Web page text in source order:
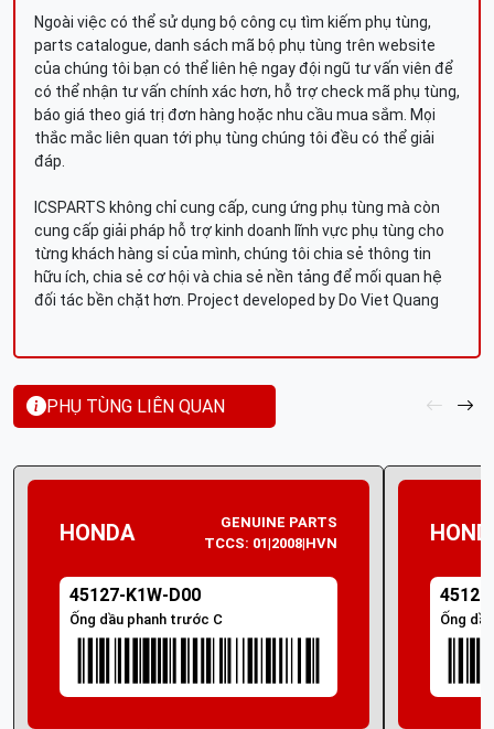
Ngoài việc có thể sử dụng bộ công cụ tìm kiếm phụ tùng,
parts catalogue, danh sách mã bộ phụ tùng trên website
của chúng tôi bạn có thể liên hệ ngay đội ngũ tư vấn viên để
có thể nhận tư vấn chính xác hơn, hỗ trợ check mã phụ tùng,
báo giá theo giá trị đơn hàng hoặc nhu cầu mua sắm. Mọi
thắc mắc liên quan tới phụ tùng chúng tôi đều có thể giải
đáp.
ICSPARTS không chỉ cung cấp, cung ứng phụ tùng mà còn
cung cấp giải pháp hỗ trợ kinh doanh lĩnh vực phụ tùng cho
từng khách hàng sỉ của mình, chúng tôi chia sẻ thông tin
hữu ích, chia sẻ cơ hội và chia sẻ nền tảng để mối quan hệ
đối tác bền chặt hơn. Project developed by Do Viet Quang
PHỤ TÙNG LIÊN QUAN
HONDA
GENUINE PARTS
TCCS: 01|2008|HVN
45127-K1W-D00
Ống dầu phanh trước C Ống